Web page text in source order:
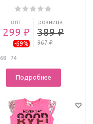
опт
299 ₽
-69%
розница
389 ₽
967 ₽
68 74
Подробнее